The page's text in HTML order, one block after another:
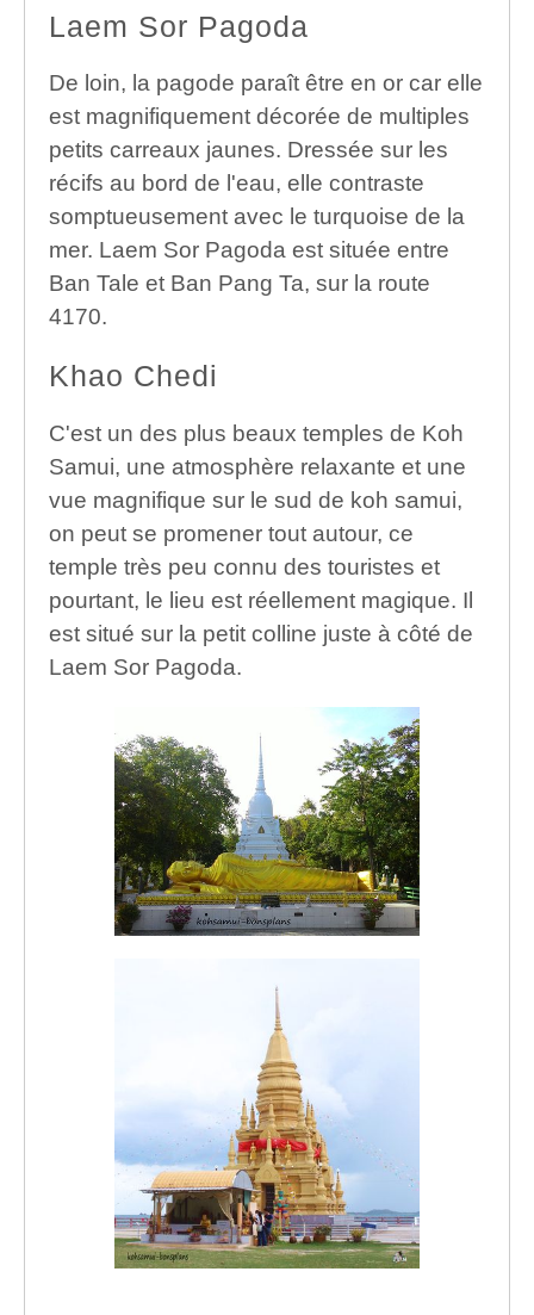
Laem Sor Pagoda
De loin, la pagode paraît être en or car elle
est magnifiquement décorée de multiples
petits carreaux jaunes. Dressée sur les
récifs au bord de l'eau, elle contraste
somptueusement avec le turquoise de la
mer. Laem Sor Pagoda est située entre
Ban Tale et Ban Pang Ta, sur la route
4170.
Khao Chedi
C'est un des plus beaux temples de Koh
Samui, une atmosphère relaxante et une
vue magnifique sur le sud de koh samui,
on peut se promener tout autour, ce
temple très peu connu des touristes et
pourtant, le lieu est réellement magique. Il
est situé sur la petit colline juste à côté de
Laem Sor Pagoda.